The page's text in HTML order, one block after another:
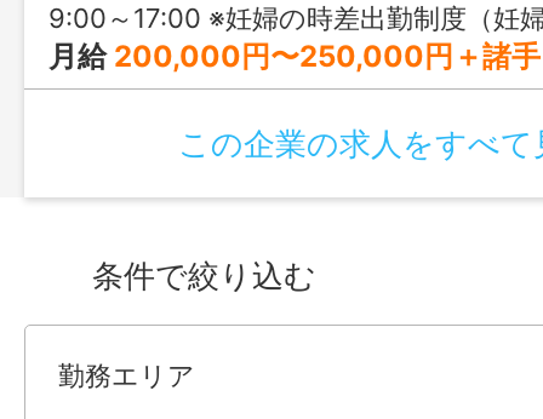
9:00～17:00 ※妊婦の時差出勤制度（妊婦の場合、始業・終業を30分繰り下げ・繰り上げ可能） ※育児短時間勤務（小学校6年生まで
月給 200,000円〜250,000円＋諸手当＋
この企業の求人をすべて
条件で絞り込む
勤務エリア